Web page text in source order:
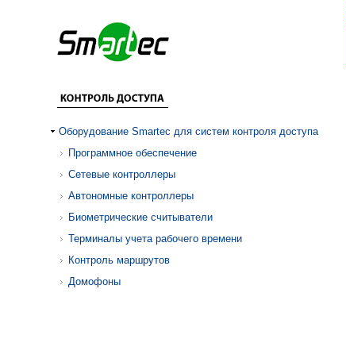
Оборудование Smartec для систем контроля доступа
Программное обеспечение
Сетевые контроллеры
Автономные контроллеры
Биометрические считыватели
Терминалы учета рабочего времени
Контроль маршрутов
Домофоны